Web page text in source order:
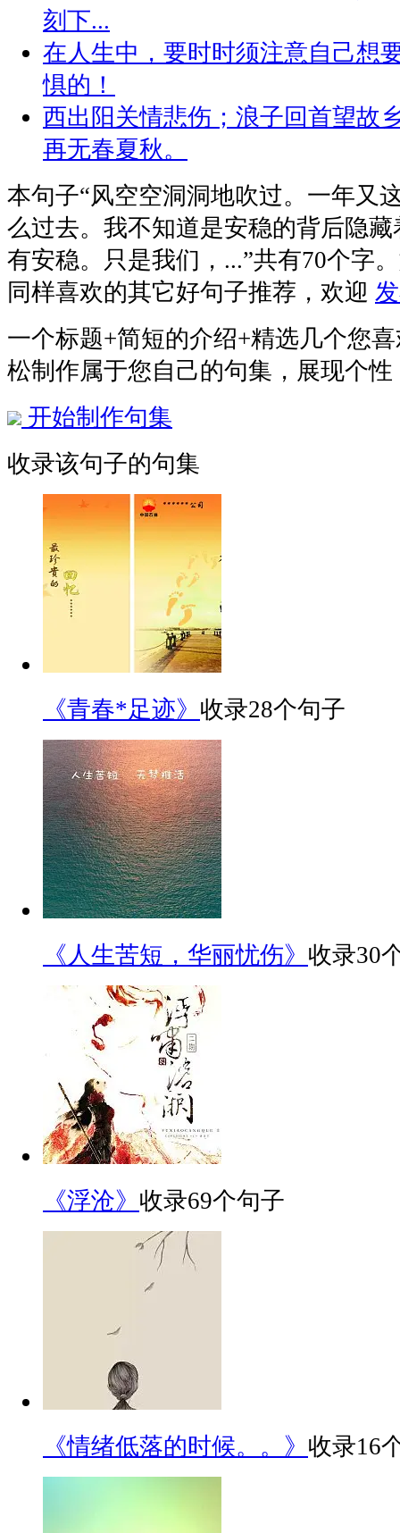
刻下...
在人生中，要时时须注意自己想
惧的！
西出阳关情悲伤；浪子回首望故
再无春夏秋。
本句子“风空空洞洞地吹过。一年又
么过去。我不知道是安稳的背后隐
有安稳。只是我们，...”共有70个字
同样喜欢的其它好句子推荐，欢迎
一个标题+简短的介绍+精选几个您
松制作属于您自己的句集，展现个
开始制作句集
收录该句子的句集
《青春*足迹》 收录28个句子
《人生苦短，华丽忧伤》 收录30
《浮沧》 收录69个句子
《情绪低落的时候。。》 收录16